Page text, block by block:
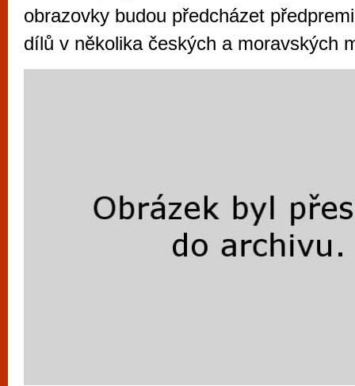
obrazovky budou předcházet
dílů v několika českých a moravských
vyzkoušet různé kasinové hry. V
metropoli naleznete širokou nabídku her
po moderní automaty jak pro pravidelné
příležitostné hráče. V...